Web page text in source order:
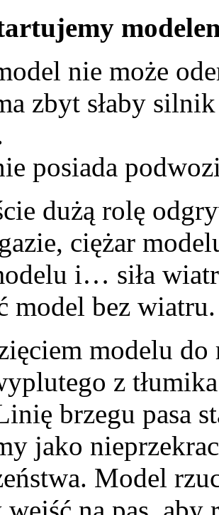
nie może
zbyt słaby
posiada
dużą rolę
ciężar
i… siła
model bez wiatru.
modelu
z
brzegu pasa
jako
Model